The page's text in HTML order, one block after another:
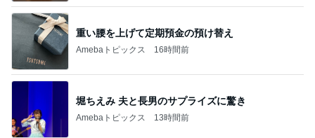
重い腰を上げて定期預金の預け替え
Amebaトピックス 16時間前
堀ちえみ 夫と長男のサプライズに驚き
Amebaトピックス 13時間前